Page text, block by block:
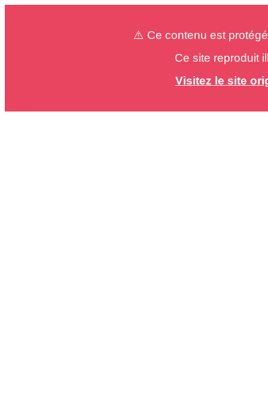
⚠️ Ce contenu est
Ce site reproduit
Visitez le site